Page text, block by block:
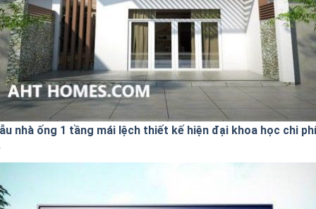
nhà ống 1 tầng mái lệch thiết kế hiện đại khoa học chi phí